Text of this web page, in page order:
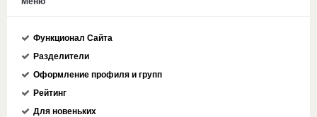
Функционал Сайта
Разделители
Оформление профиля и групп
Рейтинг
Для новеньких